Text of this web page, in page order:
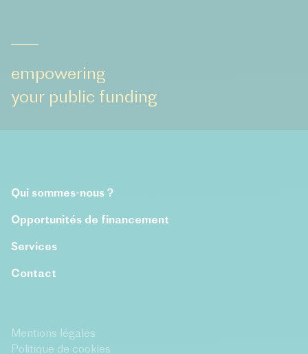
empowering
your public funding
Qui sommes-nous ?
Opportunités de financement
Services
Contact
Mentions légales
Politique de cookies